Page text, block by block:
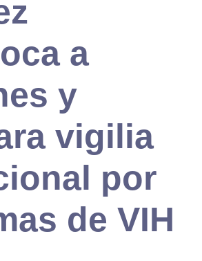
a
y
vigilia
por
de VIH